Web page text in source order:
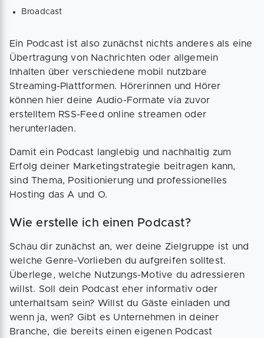
Broadcast
Ein Podcast ist also zunächst nichts anderes als eine
Übertragung von Nachrichten oder allgemein
Inhalten über verschiedene mobil nutzbare
Streaming-Plattformen. Hörerinnen und Hörer
können hier deine Audio-Formate via zuvor
erstelltem RSS-Feed online streamen oder
herunterladen.
Damit ein Podcast langlebig und nachhaltig zum
Erfolg deiner Marketingstrategie beitragen kann,
sind Thema, Positionierung und professionelles
Hosting das A und O.
Wie erstelle ich einen Podcast?
Schau dir zunächst an, wer deine Zielgruppe ist und
welche Genre-Vorlieben du aufgreifen solltest.
Überlege, welche Nutzungs-Motive du adressieren
willst. Soll dein Podcast eher informativ oder
unterhaltsam sein? Willst du Gäste einladen und
wenn ja, wen? Gibt es Unternehmen in deiner
Branche, die bereits einen eigenen Podcast